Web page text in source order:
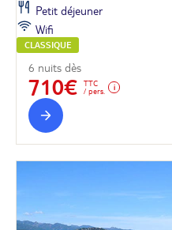
Petit déjeuner
Wifi
CLASSIQUE
6 nuits dès
710€
TTC
/ pers.